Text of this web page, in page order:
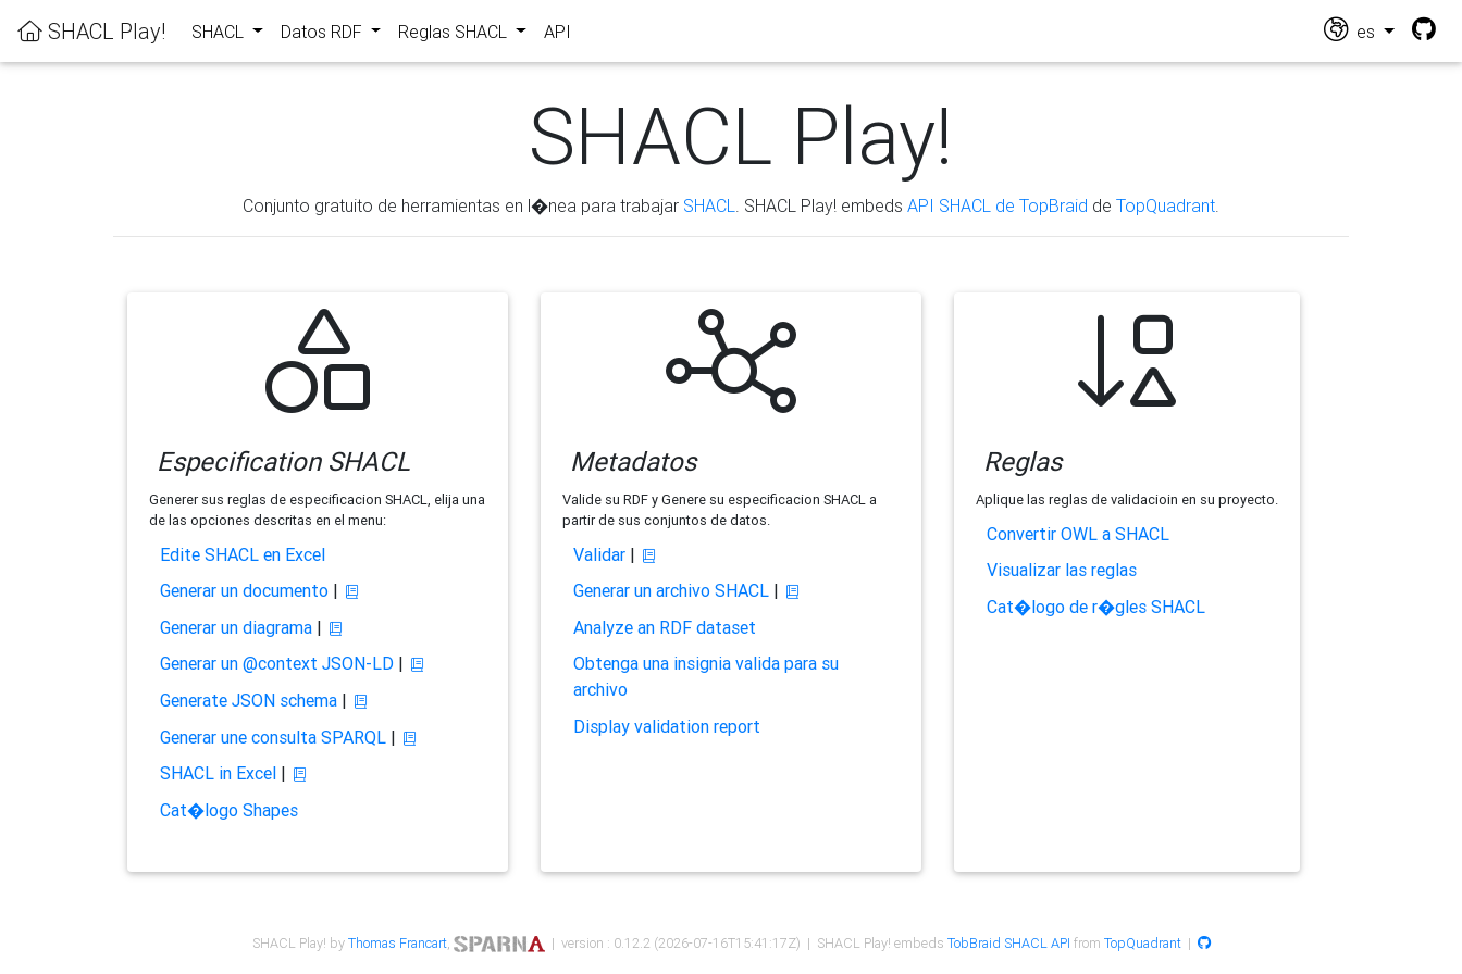
SHACL Play! SHACL Datos RDF Reglas SHACL API es
SHACL Play!
Conjunto gratuito de herramientas en l�nea para trabajar SHACL . SHACL Play! embeds API SHACL de TopBraid de TopQuadrant
Especification SHACL
Generer sus reglas de especificacion SHACL, elija una
de las opciones descritas en el menu:
Edite SHACL en Excel
Generar un documento|
Generar un diagrama|
Generar un @context JSON-LD|
Generate JSON schema|
Generar une consulta SPARQL|
SHACL in Excel|
Cat�logo Shapes
Metadatos
Valide su RDF y Genere su especificacion SHACL a
partir de sus conjuntos de datos.
Validar|
Generar un archivo SHACL|
Analyze an RDF dataset
Obtenga una insignia valida para su
archivo
Display validation report
Reglas
Aplique las reglas de validacioin en su proyecto.
Convertir OWL a SHACL
Visualizar las reglas
Cat�logo de r�gles SHACL
SHACL Play! byThomas Francart, | version : 0.12.2 (2026-07-16T15:41:17Z) | SHACL Play! embeds TobBraid SHACL API from TopQuadrant|